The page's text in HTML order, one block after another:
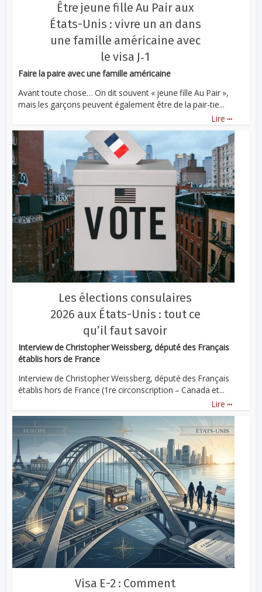
Être jeune fille Au Pair aux
États-Unis : vivre un an dans
une famille américaine avec
le visa J‑1
Faire la paire avec une famille américaine
Avant toute chose… On dit souvent « jeune fille Au Pair »,
mais les garçons peuvent également être de la pair-tie...
Lire ...
Les élections consulaires
2026 aux États-Unis : tout ce
qu’il faut savoir
Interview de Christopher Weissberg, député des Français
établis hors de France
Interview de Christopher Weissberg, député des Français
établis hors de France (1re circonscription – Canada et...
Lire ...
Visa E-2 : Comment